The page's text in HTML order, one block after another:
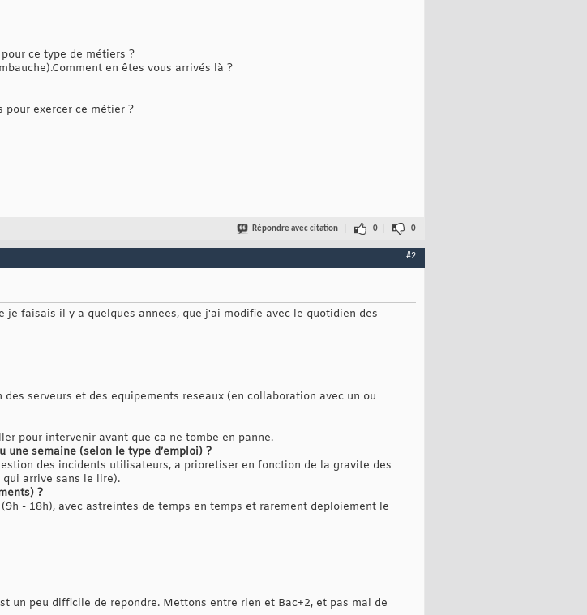
ce type de métiers ?
en êtes vous arrivés là ?
exercer ce métier ?
Répondre avec citation 0 0
#2
faisais il y a quelques annees, que j'ai modifie avec le quotidien des
serveurs et des equipements reseaux (en collaboration avec un ou
pour intervenir avant que ca ne tombe en panne.
une semaine (selon le type d’emploi) ?
des incidents utilisateurs, a prioretiser en fonction de la gravite des
arrive sans le lire).
?
- 18h), avec astreintes de temps en temps et rarement deploiement le
un peu difficile de repondre. Mettons entre rien et Bac+2, et pas mal de